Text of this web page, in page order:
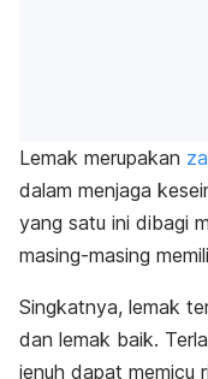
Lemak merupakan
dalam menjaga
yang satu ini dibagi
masing-masing
Singkatnya, lemak
dan lemak baik.
jenuh dapat memicu